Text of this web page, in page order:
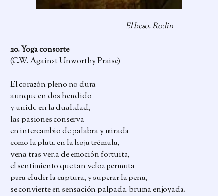
El beso. Rodin
20. Yoga consorte
(C.W. Against Unworthy Praise)
El corazón pleno no dura
aunque en dos hendido
y unido en la dualidad,
las pasiones conserva
en intercambio de palabra y mirada
como la plata en la hoja trémula,
vena tras vena de emoción fortuita,
el sentimiento que tan veloz permuta
para eludir la captura, y superar la pena,
se convierte en sensación palpada, bruma enjoyada.